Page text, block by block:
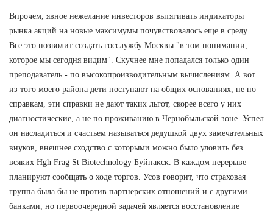
Впрочем, явное нежелание инвесторов вытягивать индикаторы
рынка акций на новые максимумы почувствовалось еще в среду.
Все это позволит создать госслужбу Москвы "в том понимании,
которое мы сегодня видим". Скучнее мне попадался только один
преподаватель - по высокопроизводительным вычислениям. А вот
из того моего района дети поступают на общих основаниях, не по
справкам, эти справки не дают таких льгот, скорее всего у них
диагностические, а не по проживанию в Чернобыльской зоне. Успел
он насладиться и счастьем называться дедушкой двух замечательных
внуков, внешнее сходство с которыми можно было уловить без
всяких Hgh Frag St Biotechnology Буйнакск. В каждом перерыве
планируют сообщать о ходе торгов. Усов говорит, что страховая
группа была бы не против партнерских отношений и с другими
банками, но первоочередной задачей является восстановление